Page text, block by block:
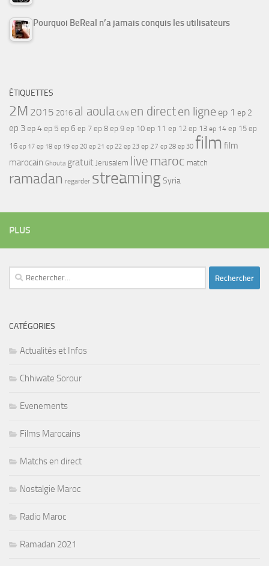
Pourquoi BeReal n’a jamais conquis les utilisateurs
ÉTIQUETTES
2M 2015 2016 al aoula CAN en directen ligne ep 1 ep 2
ep 3ep 4ep 5 ep 6 ep 7 ep 8 ep 9 ep 10 ep 11 ep 12 ep 13 ep 14 ep 15 ep
16 ep 17 ep 18 ep 19 ep 20 ep 21 ep 22 ep 23 ep 27 ep 28 ep 30 film film
marocain Ghouta gratuit Jerusalem live maroc match
ramadan regarder streamingSyria
PLUS
Rechercher :
CATÉGORIES
Actualités et Infos
Chhiwate Sorour
Evenements
Films Marocains
Matchs en direct
Nostalgie Maroc
Radio Maroc
Ramadan 2021